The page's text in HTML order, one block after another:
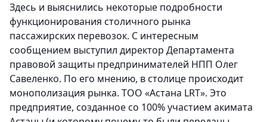
Здесь и выяснились некоторые подробности
функционирования столичного рынка
пассажирских перевозок. С интересным
сообщением выступил директор Департамента
правовой защиты предпринимателей НПП Олег
Савеленко. По его мнению, в столице происходит
монополизация рынка. ТОО «Астана LRT». Это
предприятие, созданное со 100% участием акимата